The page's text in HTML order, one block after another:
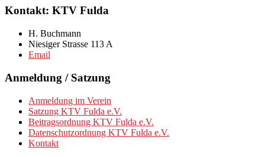
Kontakt: KTV Fulda
H. Buchmann
Niesiger Strasse 113 A
Email
Anmeldung / Satzung
Anmeldung im Verein
Satzung KTV Fulda e.V.
Beitragsordnung KTV Fulda e.V.
Datenschutzordnung KTV Fulda e.V.
Kontakt